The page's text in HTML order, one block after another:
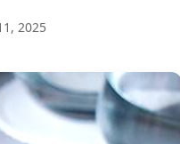
2025